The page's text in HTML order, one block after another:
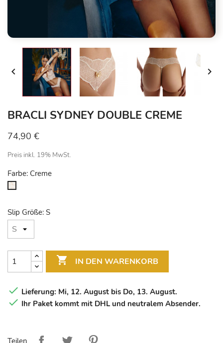
 
BRACLI SYDNEY DOUBLE CREME
74,90 €
Preis inkl. 19% MwSt.
Farbe: Creme
Slip Größe: S
 IN DEN WARENKORB
 Lieferung: Mi, 12. August bis Do, 13. August.
 Ihr Paket kommt mit DHL und neutralem Absender.
Teilen